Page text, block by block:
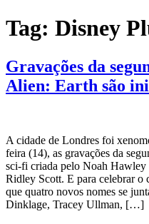
Tag: Disney
Gravações da
Alien: Earth são
A cidade de Londres foi
feira (14), as gravações da
sci-fi criada pelo Noah Hawley
Ridley Scott. E para celebrar o
que quatro novos nomes se
Dinklage, Tracey Ullman, […]